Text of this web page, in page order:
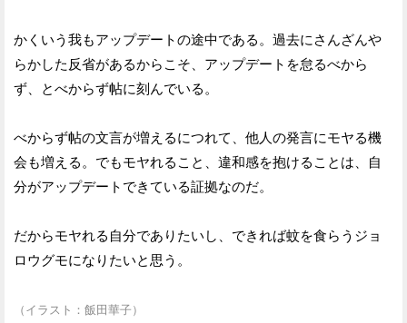
かくいう我もアップデートの途中である。過去にさんざんや
らかした反省があるからこそ、アップデートを怠るべから
ず、とべからず帖に刻んでいる。
べからず帖の文言が増えるにつれて、他人の発言にモヤる機
会も増える。でもモヤれること、違和感を抱けることは、自
分がアップデートできている証拠なのだ。
だからモヤれる自分でありたいし、できれば蚊を食らうジョ
ロウグモになりたいと思う。
（イラスト：飯田華子）